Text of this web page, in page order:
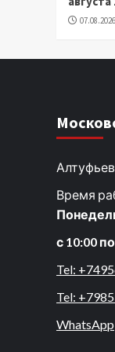
07.08.2026
Время
с 10:00
Tel:
Tel:
WhatsApp